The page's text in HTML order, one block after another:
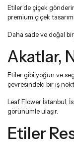
Etiler’de çiçek
premium çiçek
Daha sade ve doğal
Akatlar,
Etiler gibi yoğun ve
çevresindeki bir iş
Leaf Flower İstanbul,
görünümle ulaşır.
Etiler